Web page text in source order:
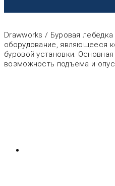
Drawworks / Буровая
оборудование, являющееся
буровой установки.
возможность подъёма и